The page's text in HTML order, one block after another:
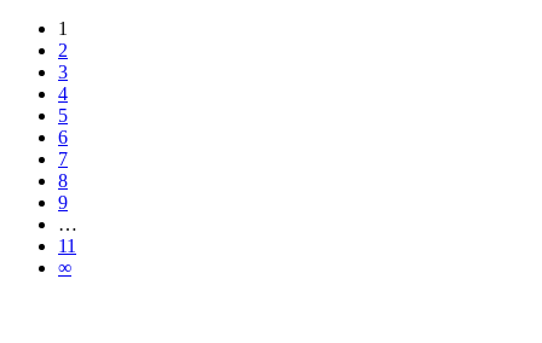
1
2
3
4
5
6
7
8
9
…
11
∞